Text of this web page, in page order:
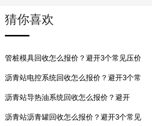
猜你喜欢
管桩模具回收怎么报价？避开3个常见压价
沥青站电控系统回收怎么报价？避开3个常
沥青站导热油系统回收怎么报价？避开
沥青站沥青罐回收怎么报价？避开3个常见